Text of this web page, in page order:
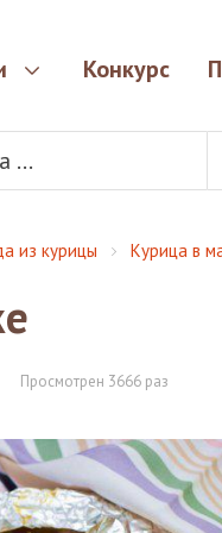
Конкурс
из курицы Курица в
Просмотрен 3666 раз